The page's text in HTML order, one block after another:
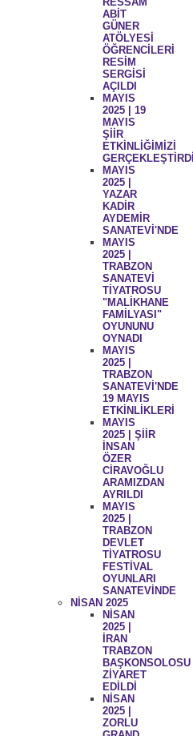
ABİT
GÜNER
ATÖLYESİ
ÖĞRENCİLERİ
RESİM
SERGİSİ
AÇILDI
MAYIS
2025 | 19
MAYIS
ŞİİR
ETKİNLİĞİMİZİ
MAYIS
2025 |
YAZAR
KADİR
AYDEMİR
SANATEVİ'NDE
MAYIS
2025 |
TRABZON
SANATEVİ
TİYATROSU
"MALİKHANE
FAMİLYASI"
OYUNUNU
OYNADI
MAYIS
2025 |
TRABZON
SANATEVİ'NDE
19 MAYIS
ETKİNLİKLERİ
MAYIS
2025 | ŞİİR
İNSAN
ÖZER
CİRAVOĞLU
ARAMIZDAN
AYRILDI
MAYIS
2025 |
TRABZON
DEVLET
TİYATROSU
FESTİVAL
OYUNLARI
SANATEVİNDE
NİSAN 2025
NİSAN
2025 |
İRAN
TRABZON
BAŞKONSOLOSU
ZİYARET
EDİLDİ
NİSAN
2025 |
ZORLU